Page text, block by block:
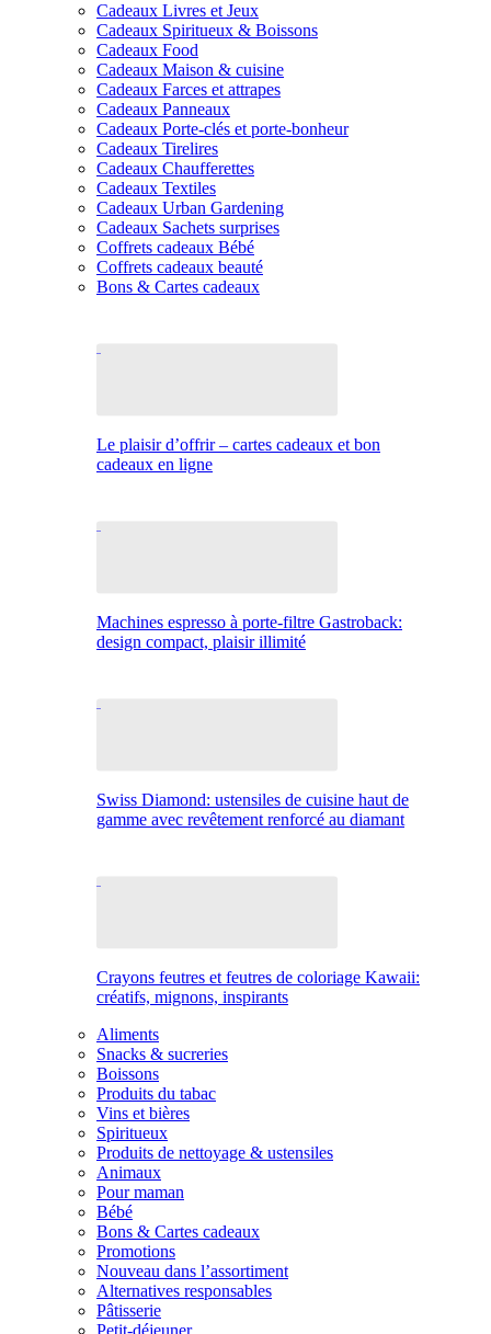
Cadeaux Livres et Jeux
Cadeaux Spiritueux & Boissons
Cadeaux Food
Cadeaux Maison & cuisine
Cadeaux Farces et attrapes
Cadeaux Panneaux
Cadeaux Porte-clés et porte-bonheur
Cadeaux Tirelires
Cadeaux Chaufferettes
Cadeaux Textiles
Cadeaux Urban Gardening
Cadeaux Sachets surprises
Coffrets cadeaux Bébé
Coffrets cadeaux beauté
Bons & Cartes cadeaux
Le plaisir d’offrir – cartes cadeaux et bon
cadeaux en ligne
Machines espresso à porte-filtre Gastroback:
design compact, plaisir illimité
Swiss Diamond: ustensiles de cuisine haut de
gamme avec revêtement renforcé au diamant
Crayons feutres et feutres de coloriage Kawaii:
créatifs, mignons, inspirants
Aliments
Snacks & sucreries
Boissons
Produits du tabac
Vins et bières
Spiritueux
Produits de nettoyage & ustensiles
Animaux
Pour maman
Bébé
Bons & Cartes cadeaux
Promotions
Nouveau dans l’assortiment
Alternatives responsables
Pâtisserie
Petit-déjeuner